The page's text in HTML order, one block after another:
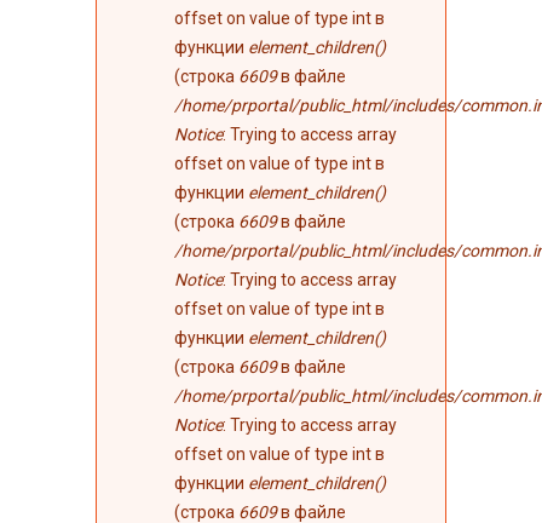
offset on value of type int в
функции element_children()
(строка 6609в файле
/home/prportal/public_html/includes/
Notice: Trying to access array
offset on value of type int в
функции element_children()
(строка 6609в файле
/home/prportal/public_html/includes/
Notice: Trying to access array
offset on value of type int в
функции element_children()
(строка 6609в файле
/home/prportal/public_html/includes/
Notice: Trying to access array
offset on value of type int в
функции element_children()
(строка 6609в файле